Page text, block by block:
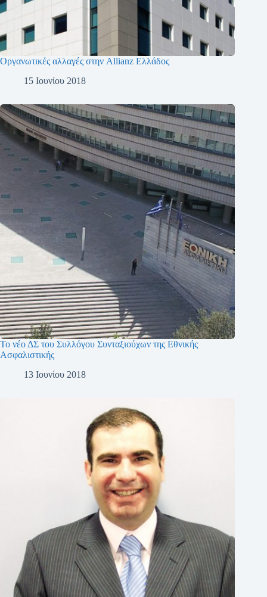
Οργανωτικές αλλαγές στην Allianz Ελλάδος
15 Ιουνίου 2018
Το νέο ΔΣ του Συλλόγου Συνταξιούχων της Εθνικής
Ασφαλιστικής
13 Ιουνίου 2018